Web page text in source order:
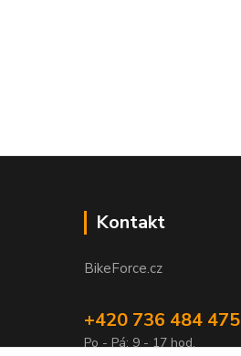
Kontakt
BikeForce.cz
+420 736 484 475
Po - Pá: 9 - 17 hod.